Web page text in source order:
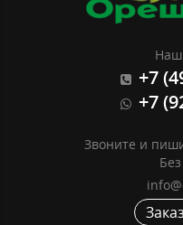
+7
+7
Звоните и